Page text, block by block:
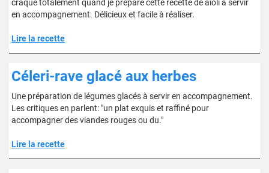
craque totalement quand je prépare cette recette de aïoli à servir
en accompagnement. Délicieux et facile à réaliser.
Lire la recette
Céleri-rave glacé aux herbes
Une préparation de légumes glacés à servir en accompagnement.
Les critiques en parlent: "un plat exquis et raffiné pour
accompagner des viandes rouges ou du."
Lire la recette